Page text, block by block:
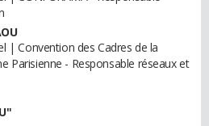
| Convention des Cadres de la
Parisienne - Responsable réseaux et